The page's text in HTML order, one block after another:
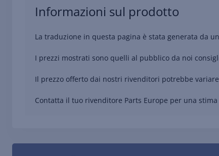
Informazioni sul prodotto
La traduzione in questa pagina è stata generata da
I prezzi mostrati sono quelli al pubblico da noi
Il prezzo offerto dai nostri rivenditori potrebbe
Contatta il tuo rivenditore Parts Europe per una